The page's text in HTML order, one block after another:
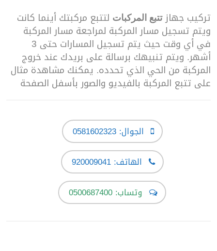
تركيب جهازتتبع المركبات لتتبع مركبتك أينما كانت
ويتم تسجيل مسار المركبة لمراجعة مسار المركبة
في أي وقت حيث يتم تسجيل المسارات حتى 3
أشهر. ويتم تنبيهك برسالة على بريدك عند خروج
المركبة من الحي الذي تحدده. يمكنك مشاهدة مثال
على تتبع المركبة بالفيديو والصور بأسفل الصفحة
الجوال: 0581602323
الهاتف: 920009041
وتساب: 0500687400